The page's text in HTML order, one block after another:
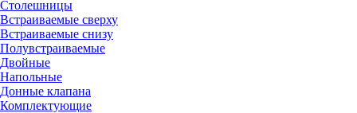
Столешницы
Встраиваемые сверху
Встраиваемые снизу
Полувстраиваемые
Двойные
Напольные
Донные клапана
Комплектующие